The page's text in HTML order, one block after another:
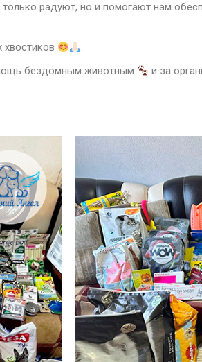
только радуют, но и помогают нам
.
бездомным животным
и за